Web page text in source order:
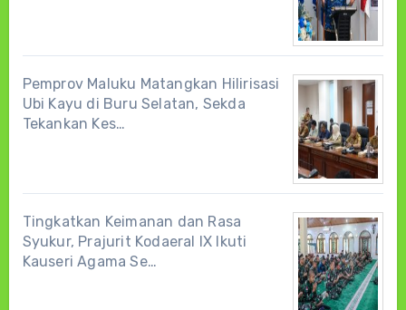
Pemprov Maluku Matangkan Hilirisasi
Ubi Kayu di Buru Selatan, Sekda
Tekankan Kes…
Tingkatkan Keimanan dan Rasa
Syukur, Prajurit Kodaeral IX Ikuti
Kauseri Agama Se…